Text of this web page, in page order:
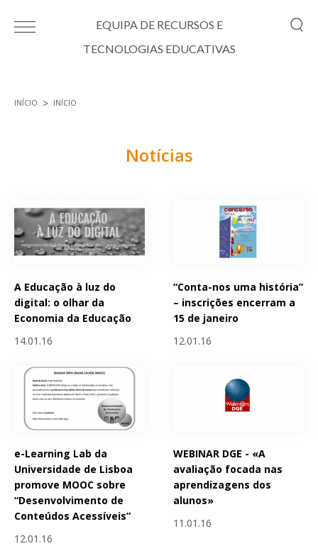
EQUIPA DE RECURSOS E
TECNOLOGIAS EDUCATIVAS
INÍCIO INÍCIO
Notícias
A Educação à luz do
digital: o olhar da
Economia da Educação
14.01.16
“Conta-nos uma história”
– inscrições encerram a
15 de janeiro
12.01.16
e-Learning Lab da
Universidade de Lisboa
promove MOOC sobre
“Desenvolvimento de
Conteúdos Acessíveis”
12.01.16
WEBINAR DGE - «A
avaliação focada nas
aprendizagens dos
alunos»
11.01.16
Páginas